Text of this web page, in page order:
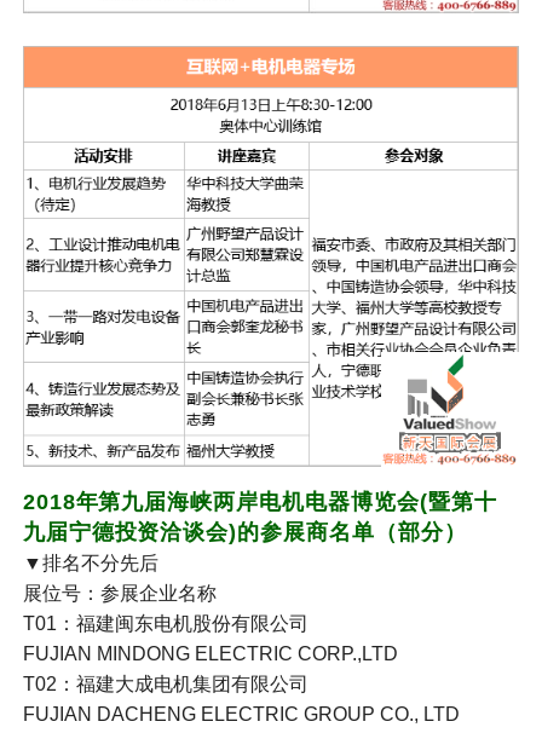
2018年第九届海峡两岸电机电器博览会(暨第十
九届宁德投资洽谈会)的参展商名单（部分）
▼排名不分先后
展位号：参展企业名称
T01：福建闽东电机股份有限公司
FUJIAN MINDONG ELECTRIC CORP.,LTD
T02：福建大成电机集团有限公司
FUJIAN DACHENG ELECTRIC GROUP CO., LTD